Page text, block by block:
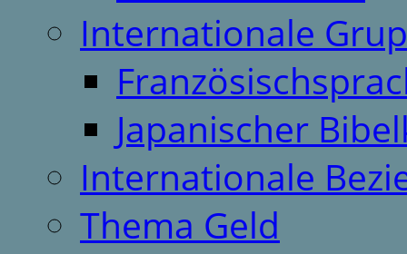
Internationale
Japanischer
Internationale
Thema Geld